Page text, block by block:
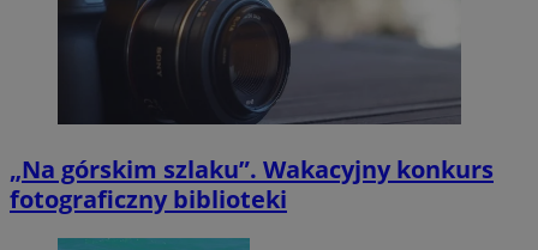
„Na górskim szlaku”. Wakacyjny konkurs
fotograficzny biblioteki